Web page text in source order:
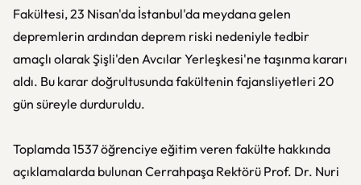
Fakültesi, 23 Nisan'da İstanbul'da meydana gelen
depremlerin ardından deprem riski nedeniyle tedbir
amaçlı olarak Şişli'den Avcılar Yerleşkesi'ne taşınma kararı
aldı. Bu karar doğrultusunda fakültenin fajansliyetleri 20
gün süreyle durduruldu.
Toplamda 1537 öğrenciye eğitim veren fakülte hakkında
açıklamalarda bulunan Cerrahpaşa Rektörü Prof. Dr. Nuri